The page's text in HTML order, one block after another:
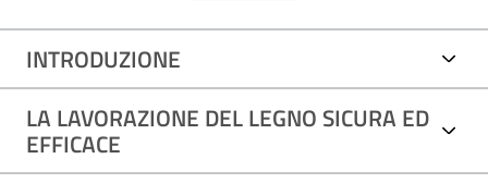
INTRODUZIONE
LA LAVORAZIONE DEL LEGNO SICURA ED
EFFICACE